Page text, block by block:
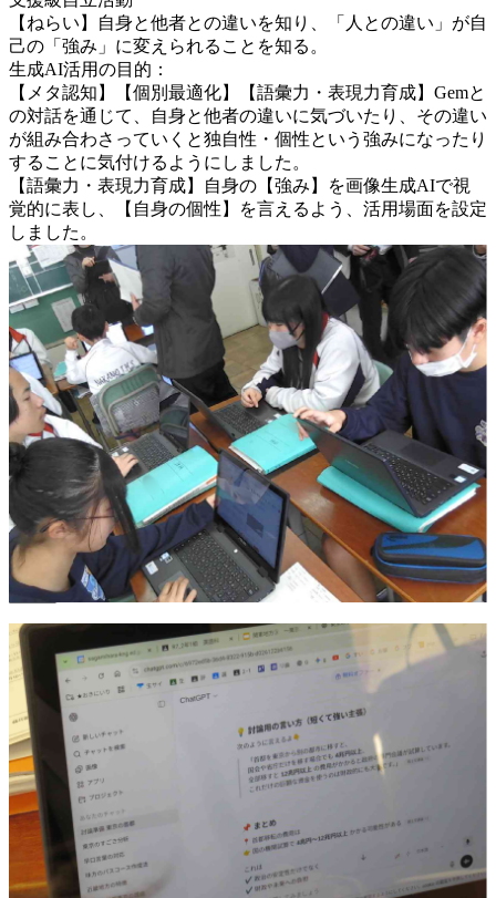
【ねらい】自身と他者との違いを知り、「人との違い」が自
己の「強み」に変えられることを知る。
生成AI活用の目的：
【メタ認知】【個別最適化】【語彙力・表現力育成】Gemと
の対話を通じて、自身と他者の違いに気づいたり、その違い
が組み合わさっていくと独自性・個性という強みになったり
することに気付けるようにしました。
【語彙力・表現力育成】自身の【強み】を画像生成AIで視
覚的に表し、【自身の個性】を言えるよう、活用場面を設定
しました。